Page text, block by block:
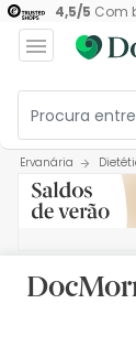
4,5/5 Com
Ervanária